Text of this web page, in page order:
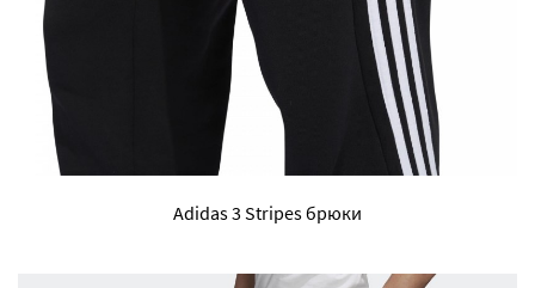
Adidas 3 Stripes брюки